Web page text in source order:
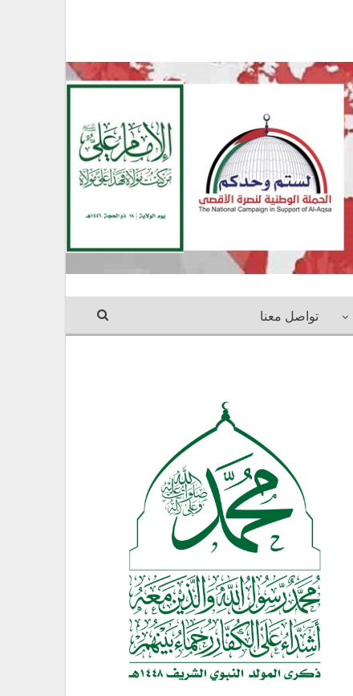
تواصل معنا